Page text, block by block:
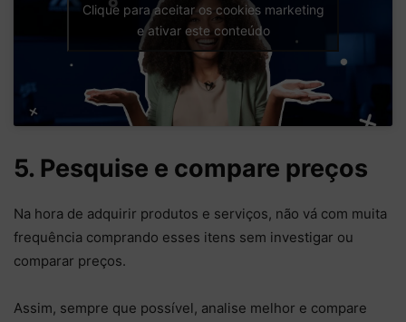
Clique para aceitar os cookies marketing
e ativar este conteúdo
5. Pesquise e compare preços
Na hora de adquirir produtos e serviços, não vá com muita
frequência comprando esses itens sem investigar ou
comparar preços.
Assim, sempre que possível, analise melhor e compare